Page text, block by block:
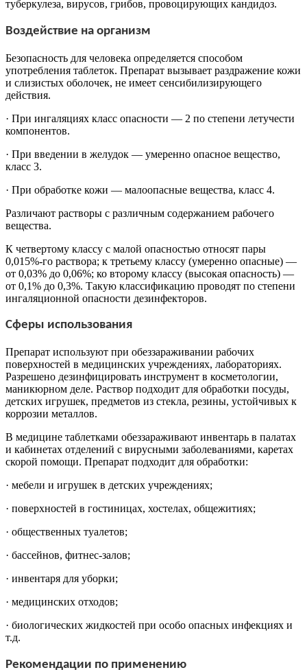
туберкулеза, вирусов, грибов, провоцирующих кандидоз.
Воздействие на организм
Безопасность для человека определяется способом
употребления таблеток. Препарат вызывает раздражение кожи
и слизистых оболочек, не имеет сенсибилизирующего
действия.
· При ингаляциях класс опасности — 2 по степени летучести
компонентов.
· При введении в желудок — умеренно опасное вещество,
класс 3.
· При обработке кожи — малоопасные вещества, класс 4.
Различают растворы с различным содержанием рабочего
вещества.
К четвертому классу с малой опасностью относят пары
0,015%-го раствора; к третьему классу (умеренно опасные) —
от 0,03% до 0,06%; ко второму классу (высокая опасность) —
от 0,1% до 0,3%. Такую классификацию проводят по степени
ингаляционной опасности дезинфекторов.
Сферы использования
Препарат используют при обеззараживании рабочих
поверхностей в медицинских учреждениях, лабораториях.
Разрешено дезинфицировать инструмент в косметологии,
маникюрном деле. Раствор подходит для обработки посуды,
детских игрушек, предметов из стекла, резины, устойчивых к
коррозии металлов.
В медицине таблетками обеззараживают инвентарь в палатах
и кабинетах отделений с вирусными заболеваниями, каретах
скорой помощи. Препарат подходит для обработки:
· мебели и игрушек в детских учреждениях;
· поверхностей в гостиницах, хостелах, общежитиях;
· общественных туалетов;
· бассейнов, фитнес-залов;
· инвентаря для уборки;
· медицинских отходов;
· биологических жидкостей при особо опасных инфекциях и
т.д.
Рекомендации по применению